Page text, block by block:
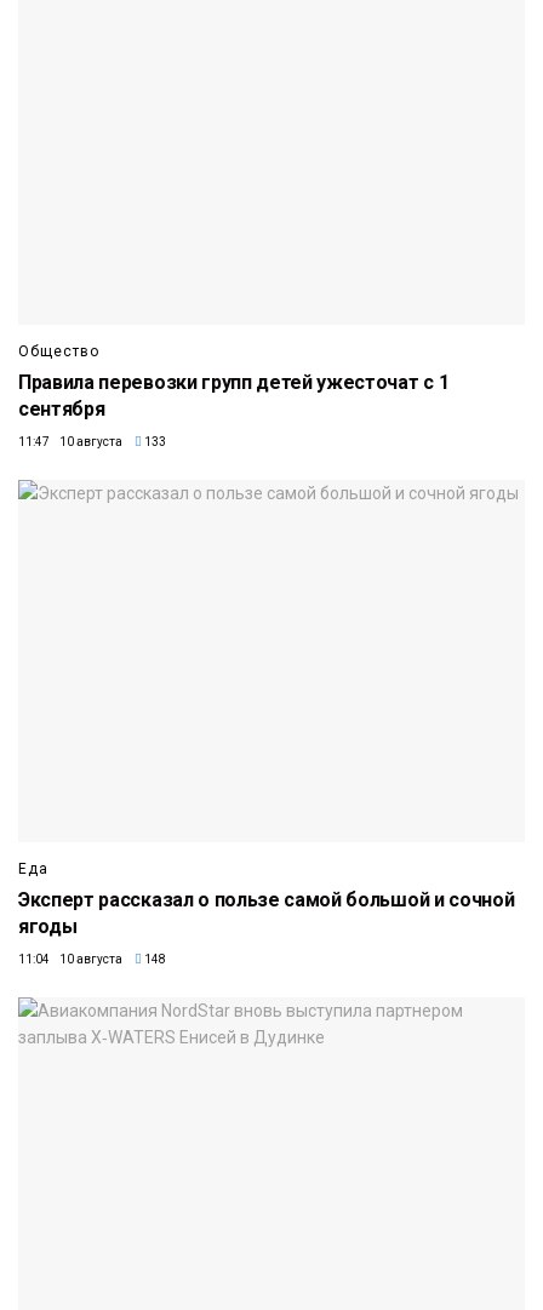
Общество
Правила перевозки групп детей ужесточат с 1
сентября
11:47 10 августа 133
Еда
Эксперт рассказал о пользе самой большой и сочной
ягоды
11:04 10 августа 148